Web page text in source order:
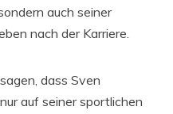
auch seiner
nach der Karriere.
dass Sven
auf seiner sportlichen